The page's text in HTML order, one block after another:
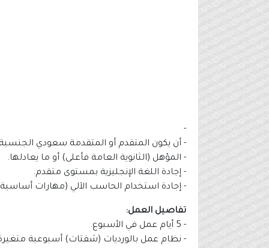
-
- أن يكون المتقدم أو المتقدمة سعودي
- المؤهل (الثانوية العامة فأعلى) أو ما يعادلها.
- إجادة اللغة الإنجليزية بمستوى متقدم.
- إجادة استخدام الحاسب الآلي (مهارات
تفاصيل العمل:
- 5 أيام عمل في الأسبوع.
- نظام عمل بالورديات (شفتات) أسبوعية